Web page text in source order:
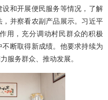
和开展便民服务等情况，了解
并察看农副产品展示。习近平
用，充分调动村民群众的积极
断取得新成绩。他要求持续为
服务群众、推动发展。